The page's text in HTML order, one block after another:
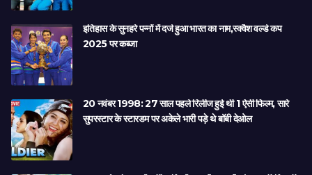
इतिहास के सुनहरे पन्नों में दर्ज हुआ भारत का नाम,स्क्वैश वर्ल्ड कप
2025 पर कब्जा
20 नवंबर 1998: 27 साल पहले रिलीज हुई थी 1 ऐसी फिल्म, सारे
सुपरस्टार के स्टारडम पर अकेले भारी पड़े थे बॉबी देओल